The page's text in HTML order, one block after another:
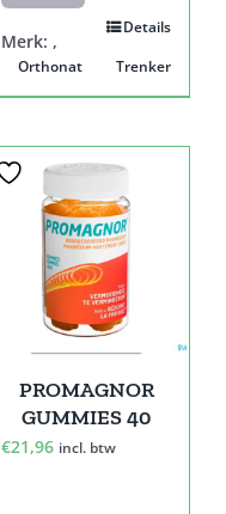
Details
Merk:
Orthonat
,
Trenker
PROMAGNOR
GUMMIES 40
€21,96 incl. btw